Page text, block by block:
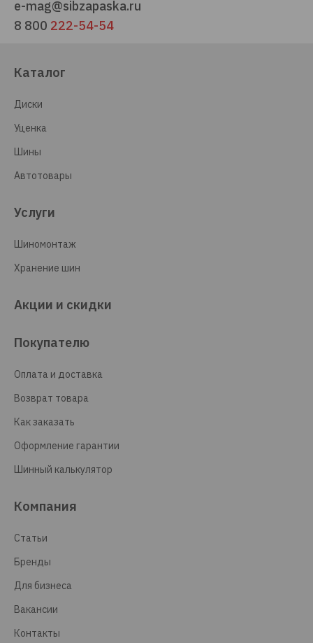
e-mag@sibzapaska.ru
8 800 222-54-54
Каталог
Диски
Уценка
Шины
Автотовары
Услуги
Шиномонтаж
Хранение шин
Акции и скидки
Покупателю
Оплата и доставка
Возврат товара
Как заказать
Оформление гарантии
Шинный калькулятор
Компания
Статьи
Бренды
Для бизнеса
Вакансии
Контакты